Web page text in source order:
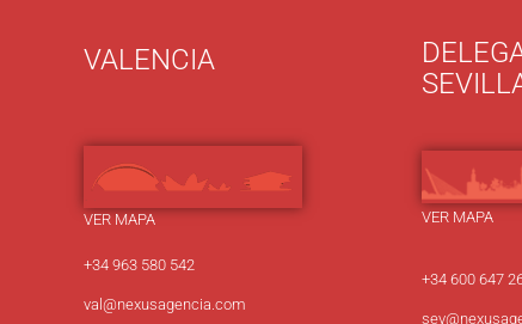
VALENCIA
VER MAPA
+34 963 580 542
val@nexusagencia.com
VER MAPA
+34 600 647
sev